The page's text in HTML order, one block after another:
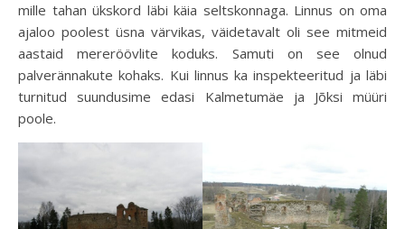
mille tahan ükskord läbi käia seltskonnaga. Linnus on oma
ajaloo poolest üsna värvikas, väidetavalt oli see mitmeid
aastaid mereröövlite koduks. Samuti on see olnud
palverännakute kohaks. Kui linnus ka inspekteeritud ja läbi
turnitud suundusime edasi Kalmetumäe ja Jõksi müüri
poole.